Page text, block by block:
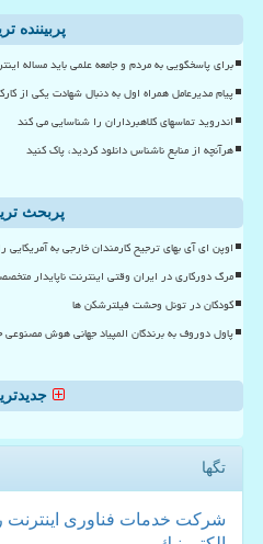
پربیننده
برای پاسخگویی به مردم و جامعه علمی باید مساله
پیام مدیرعامل همراه اول به دنبال شهادت یکی از
اندروید تماسهای کلاهبرداران را شناسایی می کند
هرآنچه از منابع ناشناس دانلود کردید، پاک کنید
پربحث
اوپن ای آی بهای ترجیح کارمندان خارجی به آمریکایی
مرگ دورکاری در ایران وقتی اینترنت ناپایدار
کودکان در تونل وحشت فیلترشکن ها
پاول دوروف به برندگان المپیاد جهانی هوش مصنوعی
تگها
شركت خدمات فناوری اینترنت